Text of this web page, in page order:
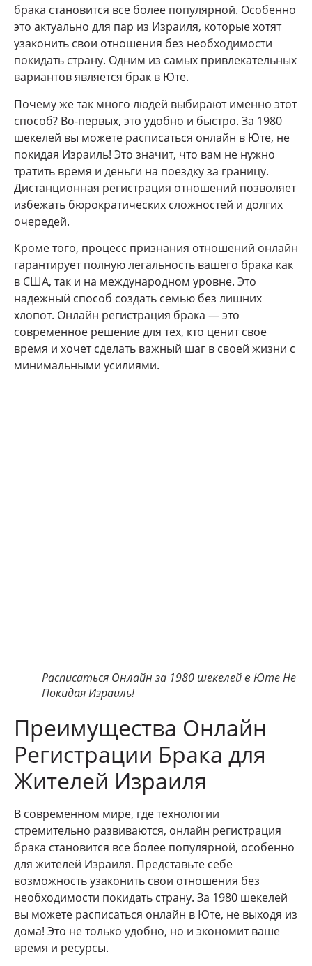
брака становится все более популярной. Особенно
это актуально для пар из Израиля, которые хотят
узаконить свои отношения без необходимости
покидать страну. Одним из самых привлекательных
вариантов является брак в Юте.
Почему же так много людей выбирают именно этот
способ? Во-первых, это удобно и быстро. За 1980
шекелей вы можете расписаться онлайн в Юте, не
покидая Израиль! Это значит, что вам не нужно
тратить время и деньги на поездку за границу.
Дистанционная регистрация отношений позволяет
избежать бюрократических сложностей и долгих
очередей.
Кроме того, процесс признания отношений онлайн
гарантирует полную легальность вашего брака как
в США, так и на международном уровне. Это
надежный способ создать семью без лишних
хлопот. Онлайн регистрация брака — это
современное решение для тех, кто ценит свое
время и хочет сделать важный шаг в своей жизни с
минимальными усилиями.
Расписаться Онлайн за 1980 шекелей в Юте Не
Покидая Израиль!
Преимущества Онлайн
Регистрации Брака для
Жителей Израиля
В современном мире, где технологии
стремительно развиваются, онлайн регистрация
брака становится все более популярной, особенно
для жителей Израиля. Представьте себе
возможность узаконить свои отношения без
необходимости покидать страну. За 1980 шекелей
вы можете расписаться онлайн в Юте, не выходя из
дома! Это не только удобно, но и экономит ваше
время и ресурсы.